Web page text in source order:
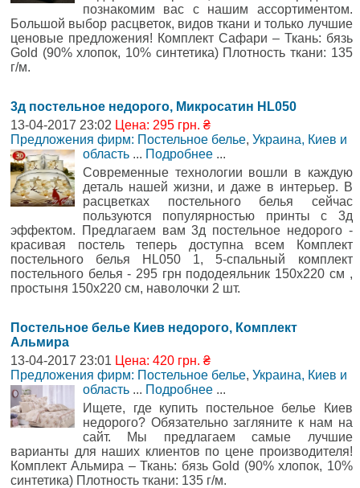
познакомим вас с нашим ассортиментом.
Большой выбор расцветок, видов ткани и только лучшие
ценовые предложения! Комплект Сафари – Ткань: бязь
Gold (90% хлопок, 10% синтетика) Плотность ткани: 135
г/м.
3д постельное недорого, Микросатин HL050
13-04-2017 23:02 Цена: 295 грн. ₴
Предложения фирм: Постельное белье, Украина, Киев и
область ... Подробнее ...
Современные технологии вошли в каждую
деталь нашей жизни, и даже в интерьер. В
расцветках постельного белья сейчас
пользуются популярностью принты с 3д
эффектом. Предлагаем вам 3д постельное недорого -
красивая постель теперь доступна всем Комплект
постельного белья HL050 1, 5-спальный комплект
постельного белья - 295 грн пододеяльник 150x220 см ,
простыня 150x220 см, наволочки 2 шт.
Постельное белье Киев недорого, Комплект
Альмира
13-04-2017 23:01 Цена: 420 грн. ₴
Предложения фирм: Постельное белье, Украина, Киев и
область ... Подробнее ...
Ищете, где купить постельное белье Киев
недорого? Обязательно загляните к нам на
сайт. Мы предлагаем самые лучшие
варианты для наших клиентов по цене производителя!
Комплект Альмира – Ткань: бязь Gold (90% хлопок, 10%
синтетика) Плотность ткани: 135 г/м.